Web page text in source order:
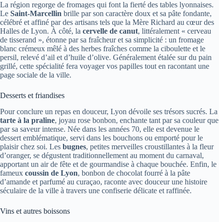
La région regorge de fromages qui font la fierté des tables lyonnaises.
Le Saint-Marcellin brille par son caractère doux et sa pâte fondante,
célébré et affiné par des artisans tels que la Mère Richard au cœur des
Halles de Lyon. À côté, la cervelle de canut, littéralement « cerveau
de tisserand », étonne par sa fraîcheur et sa simplicité : un fromage
blanc crémeux mêlé à des herbes fraîches comme la ciboulette et le
persil, relevé d’ail et d’huile d’olive. Généralement étalée sur du pain
grillé, cette spécialité fera voyager vos papilles tout en racontant une
page sociale de la ville.
Desserts et friandises
Pour conclure un repas en douceur, Lyon dévoile ses trésors sucrés. La
tarte à la praline, joyau rose bonbon, enchante tant par sa couleur que
par sa saveur intense. Née dans les années 70, elle est devenue le
dessert emblématique, servi dans les bouchons ou emporté pour le
plaisir chez soi. Les bugnes, petites merveilles croustillantes à la fleur
d’oranger, se dégustent traditionnellement au moment du carnaval,
apportant un air de fête et de gourmandise à chaque bouchée. Enfin, le
fameux coussin de Lyon, bonbon de chocolat fourré à la pâte
d’amande et parfumé au curaçao, raconte avec douceur une histoire
séculaire de la ville à travers une confiserie délicate et raffinée.
Vins et autres boissons